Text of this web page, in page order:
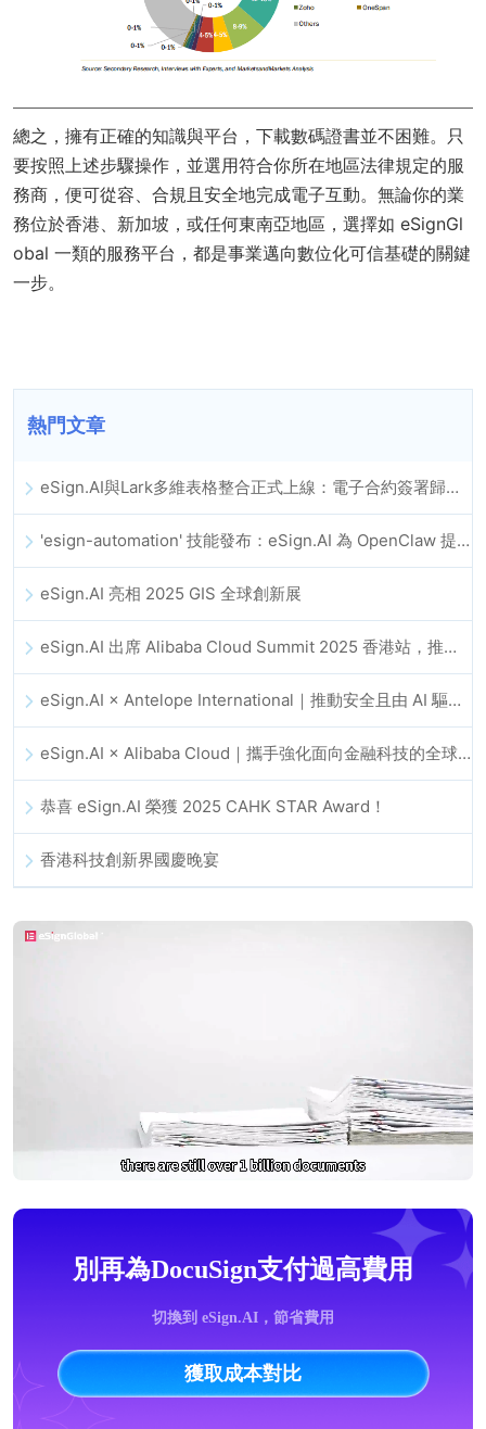
總之，擁有正確的知識與平台，下載數碼證書並不困難。只
要按照上述步驟操作，並選用符合你所在地區法律規定的服
務商，便可從容、合規且安全地完成電子互動。無論你的業
務位於香港、新加坡，或任何東南亞地區，選擇如 eSignGl
obal 一類的服務平台，都是事業邁向數位化可信基礎的關鍵
一步。
熱門文章
eSign.AI與Lark多維表格整合正式上線：電子合約簽署歸檔全程自動化
'esign-automation' 技能發布：eSign.AI 為 OpenClaw 提供自動化電子簽名能力
eSign.AI 亮相 2025 GIS 全球創新展
eSign.AI 出席 Alibaba Cloud Summit 2025 香港站，推動 AI 驅動的雲端創新與數位信任發展
eSign.AI × Antelope International｜推動安全且由 AI 驅動的數位化工作流程
eSign.AI × Alibaba Cloud｜攜手強化面向金融科技的全球數位信任
恭喜 eSign.AI 榮獲 2025 CAHK STAR Award！
香港科技創新界國慶晚宴
別再為DocuSign支付過高費用
切換到 eSign.AI，節省費用
獲取成本對比